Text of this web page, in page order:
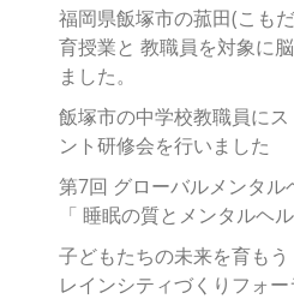
福岡県飯塚市の菰田(こも
育授業と 教職員を対象に
ました。
飯塚市の中学校教職員に
ント研修会を行いました
第7回 グローバルメンタル
「 睡眠の質とメンタルヘル
子どもたちの未来を育も
レインシティづくりフォ